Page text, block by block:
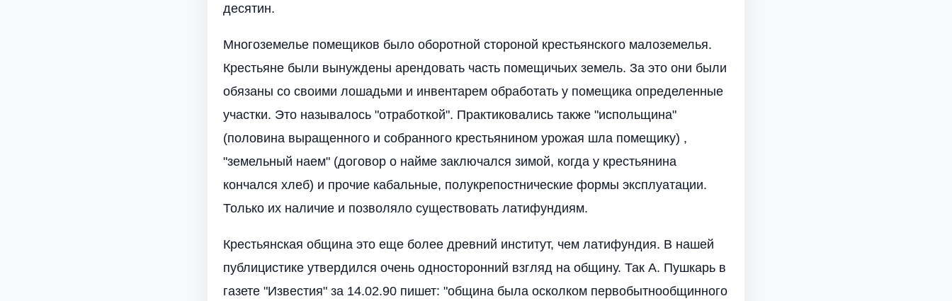
десятин.
Многоземелье помещиков было оборотной стороной крестьянского малоземелья.
Крестьяне были вынуждены арендовать часть помещичьих земель. За это они были
обязаны со своими лошадьми и инвентарем обработать у помещика определенные
участки. Это называлось "отработкой". Практиковались также "испольщина"
(половина выращенного и собранного крестьянином урожая шла помещику) ,
"земельный наем" (договор о найме заключался зимой, когда у крестьянина
кончался хлеб) и прочие кабальные, полукрепостнические формы эксплуатации.
Только их наличие и позволяло существовать латифундиям.
Крестьянская община это еще более древний институт, чем латифундия. В нашей
публицистике утвердился очень односторонний взгляд на общину. Так А. Пушкарь в
газете "Известия" за 14.02.90 пишет: "община была осколком первобытнообщинного